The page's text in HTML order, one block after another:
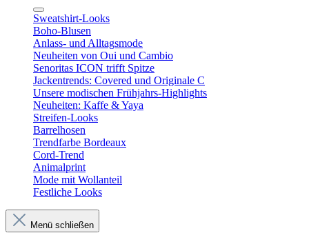
Sweatshirt-Looks
Boho-Blusen
Anlass- und Alltagsmode
Neuheiten von Oui und Cambio
Senoritas ICON trifft Spitze
Jackentrends: Covered und Originale C
Unsere modischen Frühjahrs-Highlights
Neuheiten: Kaffe & Yaya
Streifen-Looks
Barrelhosen
Trendfarbe Bordeaux
Cord-Trend
Animalprint
Mode mit Wollanteil
Festliche Looks
Menü schließen